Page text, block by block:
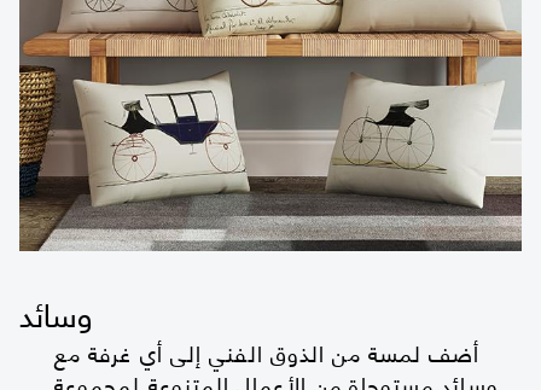
وسائد
أضف لمسة من الذوق الفني إلى أي غرفة مع